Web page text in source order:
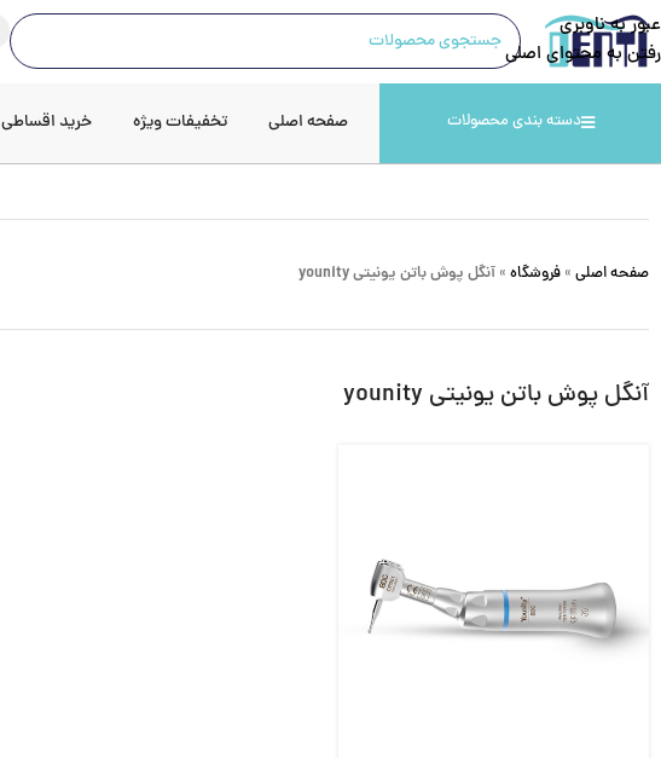
عبور به ناوبری
رفتن به محتوای اصلی
دسته بندی محصولات صفحه اصلی تخفیفات ویژه خرید اقساطی
صفحه اصلی » فروشگاه » آنگل پوش باتن یونیتی younity
آنگل پوش باتن یونیتی younity